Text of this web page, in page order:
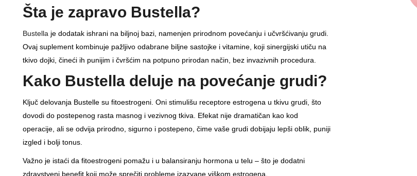
Šta je zapravo Bustella?
Bustella je dodatak ishrani na biljnoj bazi, namenjen prirodnom povećanju i učvršćivanju grudi.
Ovaj suplement kombinuje pažljivo odabrane biljne sastojke i vitamine, koji sinergijski utiču na
tkivo dojki, čineći ih punijim i čvršćim na potpuno prirodan način, bez invazivnih procedura.
Kako Bustella deluje na povećanje grudi?
Ključ delovanja Bustelle su fitoestrogeni. Oni stimulišu receptore estrogena u tkivu grudi, što
dovodi do postepenog rasta masnog i vezivnog tkiva. Efekat nije dramatičan kao kod
operacije, ali se odvija prirodno, sigurno i postepeno, čime vaše grudi dobijaju lepši oblik, puniji
izgled i bolji tonus.
Važno je istaći da fitoestrogeni pomažu i u balansiranju hormona u telu – što je dodatni
zdravstveni benefit koji može sprečiti probleme izazvane viškom estrogena.